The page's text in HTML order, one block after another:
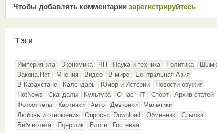
Чтобы добавлять комментарии зарeгиcтрирyйтeсь
Тэги
Империя зла Экономика ЧП Наука и техника Политика
Закона.Нет
Мнения Видео В мире
Центральная Азия
В Казахстане
Календарь Юмор и Истории
Новости оружия
HotNews
Скандалы Культура О нас IT Спорт
Архив статей
Фотоотчёты
Картинки Авто Девчонки
Мальчики
Любовь и отношения
Опросы Download Обменник
Ссылки
Библиотека
Ядерщик Блоги Гостевая